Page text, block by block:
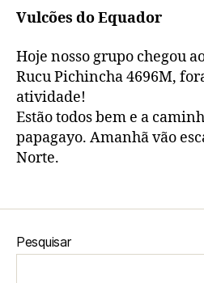
Vulcões do Equador
Hoje nosso grupo chegou
Rucu Pichincha 4696M,
atividade!
Estão todos bem e a
papagayo. Amanhã vão
Norte.
Pesquisar